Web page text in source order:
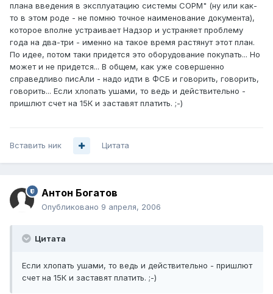
плана введения в эксплуатацию системы СОРМ" (ну или как-
то в этом роде - не помню точное наименование документа),
которое вполне устраивает Надзор и устраняет проблему
года на два-три - именно на такое время растянут этот план.
По идее, потом таки придется это оборудование покупать... Но
может и не придется... В общем, как уже совершенно
справедливо писАли - надо идти в ФСБ и говорить, говорить,
говорить... Если хлопать ушами, то ведь и действительно -
пришлют счет на 15К и заставят платить. ;-)
Вставить ник Цитата
Антон Богатов
Опубликовано 9 апреля, 2006
Цитата
Если хлопать ушами, то ведь и действительно - пришлют
счет на 15К и заставят платить. ;-)